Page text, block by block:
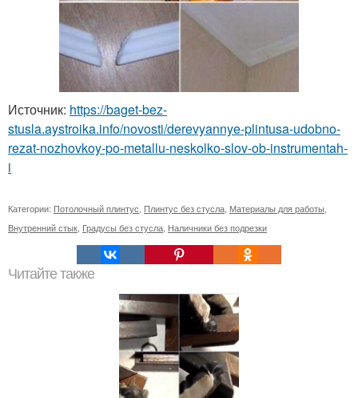
Источник: https://baget-bez-
stusla.aystroika.info/novosti/derevyannye-plintusa-udobno-
rezat-nozhovkoy-po-metallu-neskolko-slov-ob-instrumentah-
i
Категории: Потолочный плинтус Плинтус без стусла Материалы для работы
Внутренний стык Градусы без стусла Наличники без подрезки
Читайте также